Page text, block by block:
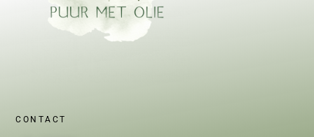
CONTACT